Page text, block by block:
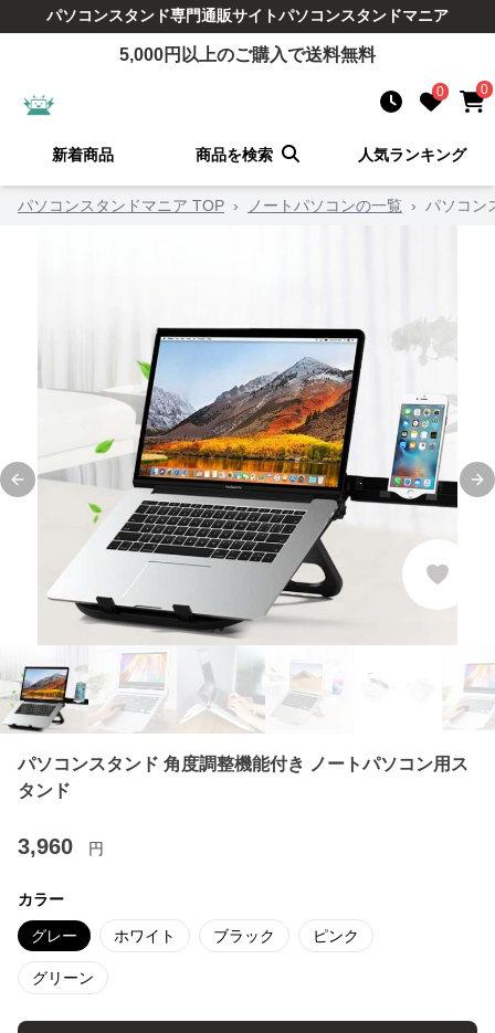
パソコンスタンド専門通販サイトパソコンスタンドマニア
5,000円以上のご購入で送料無料
0 0
新着商品 商品を検索 人気ランキング
パソコンスタンドマニア TOP › ノートパソコンの一覧 › パソコン
Previous slide
パソコンスタンド 角度調整機能付き ノートパソコン用ス
タンド
3,960 円
カラー
グレー ホワイト ブラック ピンク
グリーン